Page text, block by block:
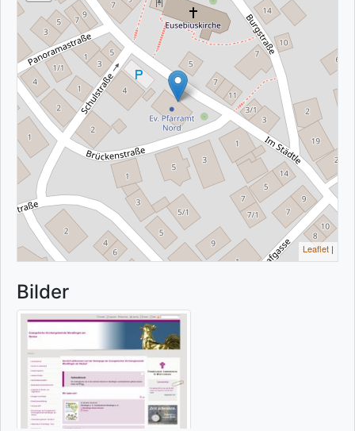
Leaflet |
Bilder